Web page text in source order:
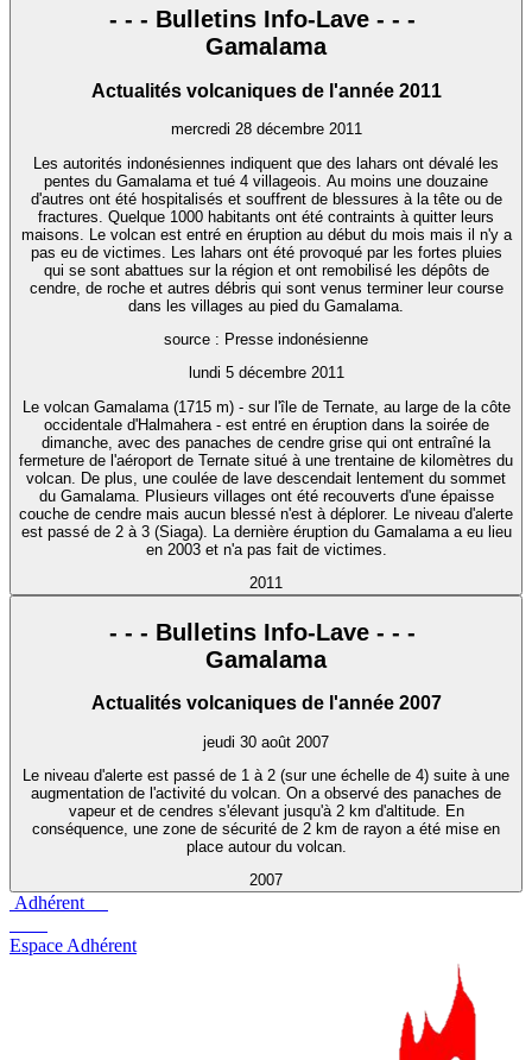
- - - Bulletins Info-Lave - - -
Gamalama
Actualités volcaniques de l'année 2011
mercredi 28 décembre 2011
Les autorités indonésiennes indiquent que des lahars ont dévalé les
pentes du Gamalama et tué 4 villageois. Au moins une douzaine
d'autres ont été hospitalisés et souffrent de blessures à la tête ou de
fractures. Quelque 1000 habitants ont été contraints à quitter leurs
maisons. Le volcan est entré en éruption au début du mois mais il n'y a
pas eu de victimes. Les lahars ont été provoqué par les fortes pluies
qui se sont abattues sur la région et ont remobilisé les dépôts de
cendre, de roche et autres débris qui sont venus terminer leur course
dans les villages au pied du Gamalama.
source : Presse indonésienne
lundi 5 décembre 2011
Le volcan Gamalama (1715 m) - sur l'île de Ternate, au large de la côte
occidentale d'Halmahera - est entré en éruption dans la soirée de
dimanche, avec des panaches de cendre grise qui ont entraîné la
fermeture de l'aéroport de Ternate situé à une trentaine de kilomètres du
volcan. De plus, une coulée de lave descendait lentement du sommet
du Gamalama. Plusieurs villages ont été recouverts d'une épaisse
couche de cendre mais aucun blessé n'est à déplorer. Le niveau d'alerte
est passé de 2 à 3 (Siaga). La dernière éruption du Gamalama a eu lieu
en 2003 et n'a pas fait de victimes.
2011
- - - Bulletins Info-Lave - - -
Gamalama
Actualités volcaniques de l'année 2007
jeudi 30 août 2007
Le niveau d'alerte est passé de 1 à 2 (sur une échelle de 4) suite à une
augmentation de l'activité du volcan. On a observé des panaches de
vapeur et de cendres s'élevant jusqu'à 2 km d'altitude. En
conséquence, une zone de sécurité de 2 km de rayon a été mise en
place autour du volcan.
2007
Adhérent
Espace Adhérent